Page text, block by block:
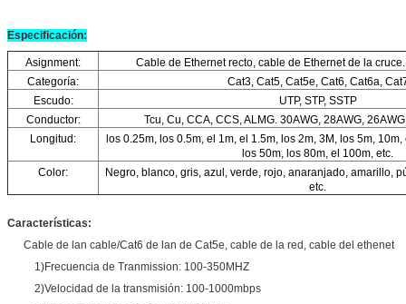
Especificación:
Asignment:
Cable de Ethernet recto, cable de Ethernet de la
Categoría:
Cat3, Cat5, Cat5e, Cat6, Cat6a,
Escudo:
UTP, STP, SSTP
Conductor:
Tcu, Cu, CCA, CCS, ALMG. 30AWG, 28AWG,
Longitud:
los 0.25m, los 0.5m, el 1m, el 1.5m, los 2m, 3M, los 5m,
los 50m, los 80m, el 100m, etc.
Color:
Negro, blanco, gris, azul, verde, rojo, anaranjado, amarillo,
etc.
Características:
Cable de lan cable/Cat6 de lan de Cat5e, cable de la red, cable del ethenet
1)Frecuencia de Tranmission: 100-350MHZ
2)Velocidad de la transmisión: 100-1000mbps